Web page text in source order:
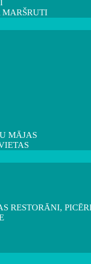
MARŠRUTI
MĀJAS
RESTORĀNI,